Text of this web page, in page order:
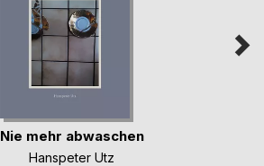
Nie mehr abwaschen
Hanspeter Utz